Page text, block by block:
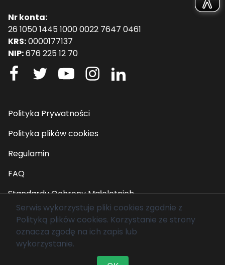
Nr konta:
26 1050 1445 1000 0022 7647 0461
KRS:0000177137
NIP:676 225 12 70
Polityka Prywatności
Polityka plików cookies
Regulamin
FAQ
Standardy Ochrony Małoletnich
© 2026 Fundacja Mam Marzenie. Wszelkie prawa
zastrzeżone.
Serwis wykorzystuje pliki cookies zgodnie z
Polityką plików cookies. Korzystanie ze strony
oznacza zgodę na ich zapis lub
wykorzystanie.